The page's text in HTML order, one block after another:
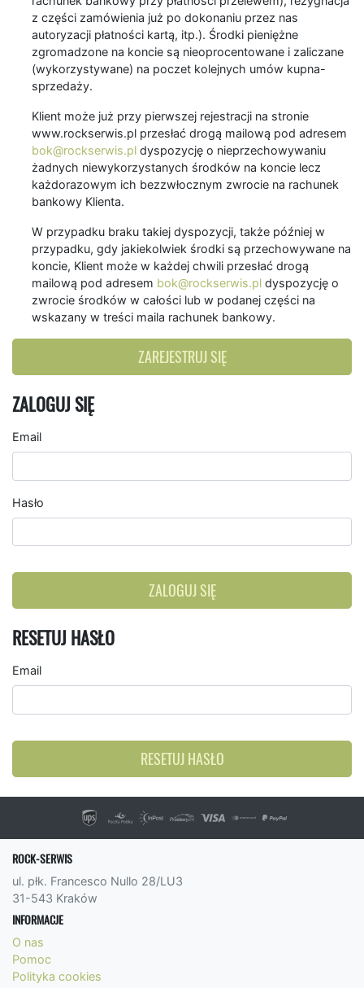
z części zamówienia już po dokonaniu przez nas
autoryzacji płatności kartą, itp.). Środki pieniężne
zgromadzone na koncie są nieoprocentowane i zaliczane
(wykorzystywane) na poczet kolejnych umów kupna-
sprzedaży.
Klient może już przy pierwszej rejestracji na stronie
www.rockserwis.pl przesłać drogą mailową pod adresem
bok@rockserwis.pl dyspozycję o nieprzechowywaniu
żadnych niewykorzystanych środków na koncie lecz
każdorazowym ich bezzwłocznym zwrocie na rachunek
bankowy Klienta.
W przypadku braku takiej dyspozycji, także później w
przypadku, gdy jakiekolwiek środki są przechowywane na
koncie, Klient może w każdej chwili przesłać drogą
mailową pod adresem bok@rockserwis.pl dyspozycję o
zwrocie środków w całości lub w podanej części na
wskazany w treści maila rachunek bankowy.
ZAREJESTRUJ SIĘ
ZALOGUJ SIĘ
Email
Hasło
ZALOGUJ SIĘ
RESETUJ HASŁO
Email
RESETUJ HASŁO
ROCK-SERWIS
ul. płk. Francesco Nullo 28/LU3
31-543 Kraków
INFORMACJE
O nas
Pomoc
Polityka cookies